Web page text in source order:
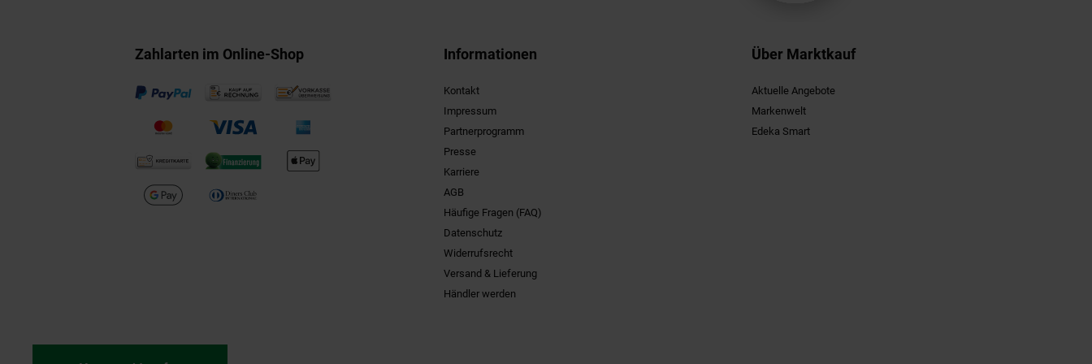
Zahlarten im Online-Shop Informationen
Kontakt
Impressum
Partnerprogramm
Presse
Karriere
AGB
Häufige Fragen (FAQ)
Datenschutz
Widerrufsrecht
Versand & Lieferung
Händler werden
Über Marktkauf
Aktuelle Angebote
Markenwelt
Edeka Smart